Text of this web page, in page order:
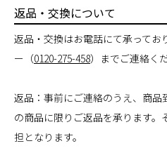
返品・交換について
返品・交換はお電話にて承ってお
ー（0120-275-458）までご連絡く
返品：事前にご連絡のうえ、商品
の商品に限りご返品を承ります。
担となります。